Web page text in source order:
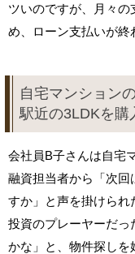
ツいのですが、月々
め、ローン支払いが終
自宅マンション
駅近の3LDKを購
会社員B子さんは自宅
融資担当者から「次
すか」と声を掛けられ
投資のプレーヤーだっ
かな」と、物件探しを